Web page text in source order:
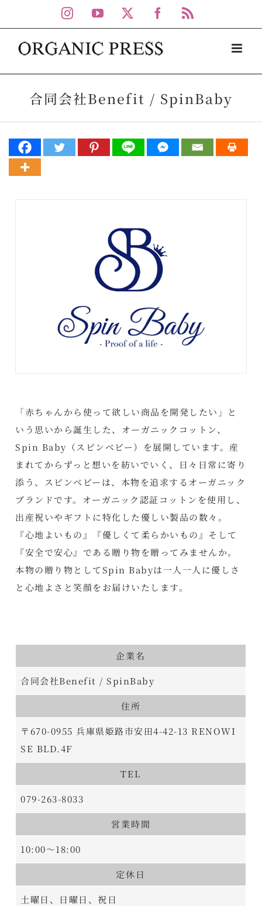
to
content
Instagram
YouTube Facebook
合同会社Benefit / SpinBaby
「赤ちゃんから使って欲しい商品を開発したい」と
いう思いから誕生した、オーガニックコットン、
Spin Baby（スピンベビー）を展開しています。産
まれてからずっと想いを紡いでいく、日々日常に寄り
添う、スピンベビーは、本物を追求するオーガニック
ブランドです。オーガニック認証コットンを使用し、
出産祝いやギフトに特化した優しい製品の数々。
『心地よいもの』『優しくて柔らかいもの』そして
『安全で安心』である贈り物を贈ってみませんか。
本物の贈り物としてSpin Babyは一人一人に優しさ
と心地よさと笑顔をお届けいたします。
企業名
合同会社Benefit / SpinBaby
住所
〒670-0955 兵庫県姫路市安田4-42-13 RENOWI
SE BLD.4F
TEL
079-263-8033
営業時間
10:00～18:00
定休日
土曜日、日曜日、祝日